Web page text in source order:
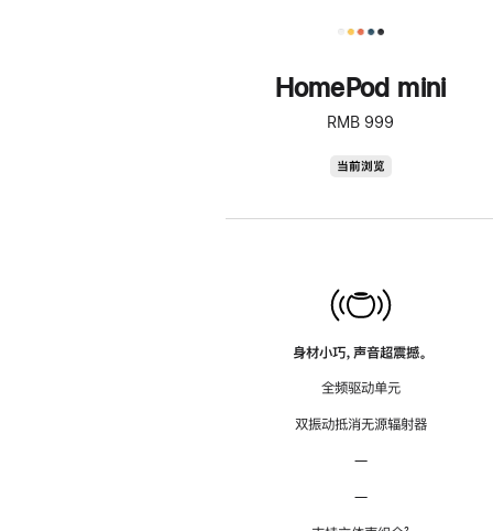
HomePod mini
RMB 999
当前浏览
身材小巧，声音超震撼。
全频驱动单元
双振动抵消无源辐射器
—
—